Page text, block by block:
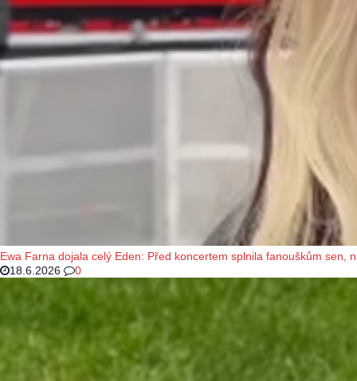
Ewa Farna dojala celý Eden: Před koncertem splnila fanouškům sen,
18.6.2026
0